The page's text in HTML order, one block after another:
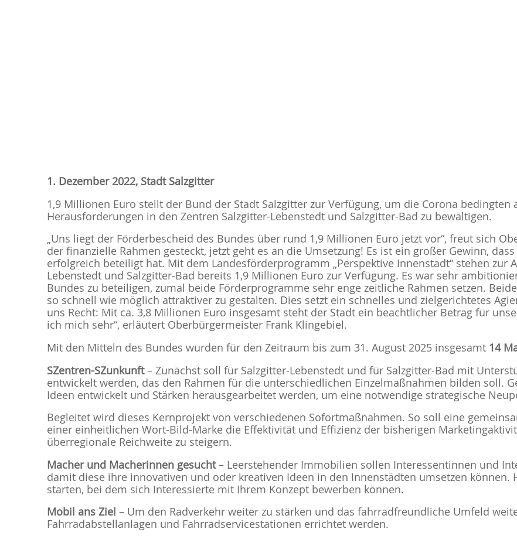
1. Dezember 2022, Stadt Salzgitter
1,9 Millionen Euro stellt der Bund der Stadt Salzgitter zur Verfügung, um die Corona
Herausforderungen in den Zentren Salzgitter-Lebenstedt und Salzgitter-Bad zu bewältigen.
„Uns liegt der Förderbescheid des Bundes über rund 1,9 Millionen Euro jetzt vor“, freut sich
der finanzielle Rahmen gesteckt, jetzt geht es an die Umsetzung! Es ist ein großer Gewinn,
erfolgreich beteiligt hat. Mit dem Landesförderprogramm „Perspektive Innenstadt“ stehen zur
Lebenstedt und Salzgitter-Bad bereits 1,9 Millionen Euro zur Verfügung. Es war sehr
Bundes zu beteiligen, zumal beide Förderprogramme sehr enge zeitliche Rahmen setzen.
so schnell wie möglich attraktiver zu gestalten. Dies setzt ein schnelles und zielgerichtetes
uns Recht: Mit ca. 3,8 Millionen Euro insgesamt steht der Stadt ein beachtlicher Betrag für
ich mich sehr“, erläutert Oberbürgermeister Frank Klingebiel.
Mit den Mitteln des Bundes wurden für den Zeitraum bis zum 31. August 2025 insgesamt 14
SZentren-SZunkunft– Zunächst soll für Salzgitter-Lebenstedt und für Salzgitter-Bad mit
entwickelt werden, das den Rahmen für die unterschiedlichen Einzelmaßnahmen bilden soll.
Ideen entwickelt und Stärken herausgearbeitet werden, um eine notwendige strategische
Begleitet wird dieses Kernprojekt von verschiedenen Sofortmaßnahmen. So soll eine
einer einheitlichen Wort-Bild-Marke die Effektivität und Effizienz der bisherigen
überregionale Reichweite zu steigern.
Macher und Macherinnen gesucht– Leerstehender Immobilien sollen Interessentinnen und
damit diese ihre innovativen und oder kreativen Ideen in den Innenstädten umsetzen können.
starten, bei dem sich Interessierte mit Ihrem Konzept bewerben können.
Mobil ans Ziel – Um den Radverkehr weiter zu stärken und das fahrradfreundliche Umfeld
Fahrradabstellanlagen und Fahrradservicestationen errichtet werden.